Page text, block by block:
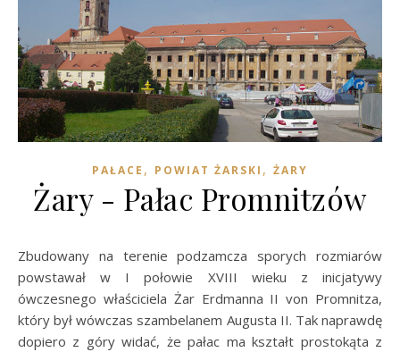
PAŁACE , POWIAT ŻARSKI , ŻARY
Żary - Pałac Promnitzów
Zbudowany na terenie podzamcza sporych rozmiarów
powstawał w I połowie XVIII wieku z inicjatywy
ówczesnego właściciela Żar Erdmanna II von Promnitza,
który był wówczas szambelanem Augusta II. Tak naprawdę
dopiero z góry widać, że pałac ma kształt prostokąta z